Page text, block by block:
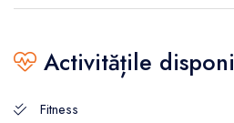
Activitățile
Fitness